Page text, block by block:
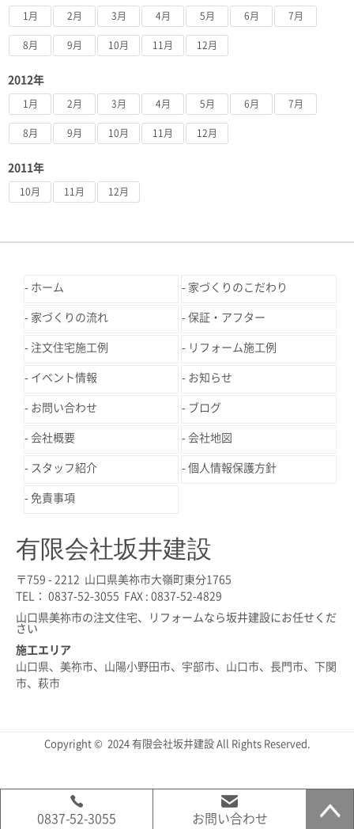
1月 2月 3月 4月 5月 6月 7月
8月 9月 10月 11月 12月
2012年
1月 2月 3月 4月 5月 6月 7月
8月 9月 10月 11月 12月
2011年
10月 11月 12月
ホーム 家づくりのこだわり
家づくりの流れ 保証・アフター
注文住宅施工例 リフォーム施工例
イベント情報 お知らせ
お問い合わせ ブログ
会社概要 会社地図
スタッフ紹介 個人情報保護方針
免責事項
有限会社坂井建設
〒759 - 2212 山口県美祢市大嶺町東分1765
TEL： 0837-52-3055 FAX : 0837-52-4829
山口県美祢市の注文住宅、リフォームなら坂井建設にお任せくだ
さい
施工エリア
山口県、美祢市、山陽小野田市、宇部市、山口市、長門市、下関
市、萩市
Copyright © 2024 有限会社坂井建設 All Rights Reserved.
0837-52-3055 お問い合わせ